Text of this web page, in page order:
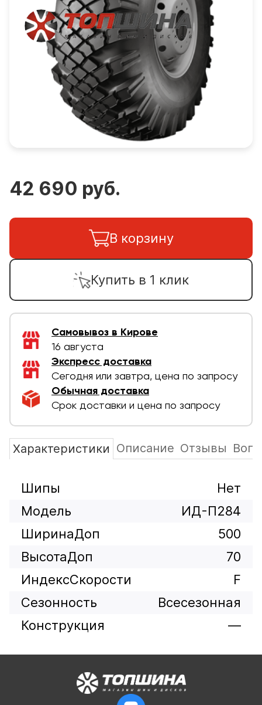
42 690 руб.
В корзину
Купить в 1 клик
Самовывоз в Кирове
16 августа
Экспресс доставка
Сегодня или завтра, цена по запросу
Обычная доставка
Срок доставки и цена по запросу
Характеристики Описание Отзывы
Шипы
Нет
Модель
ИД-П284
ШиринаДоп
500
ВысотаДоп
70
ИндексСкорости
F
Сезонность
Всесезонная
Конструкция
—